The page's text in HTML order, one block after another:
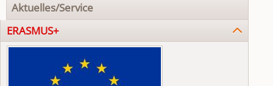
Aktuelles/Service
ERASMUS+